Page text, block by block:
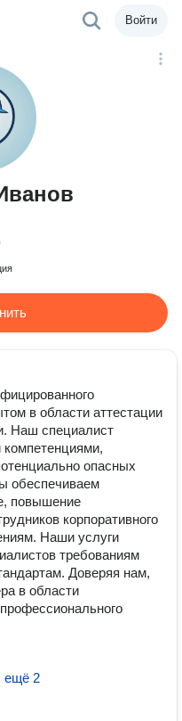
Войти
в области аттестации
Наш специалист
компетенциями,
опасных
обеспечиваем
повышение
корпоративного
Наши услуги
требованиям
Доверяя нам,
в области
ещё 2